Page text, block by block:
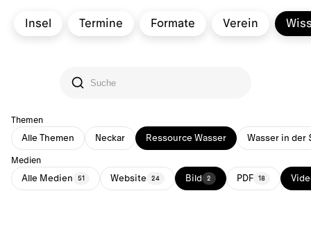
Insel Termine Formate Verein
Themen
Alle Themen Neckar Ressource Wasser Wasser in der
Medien
Alle Medien 51 Website 24 Bild 2 PDF 18